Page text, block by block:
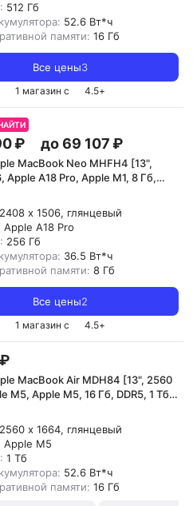
512 Гб
52.6 Вт*ч
памяти: 16 Гб
Все цены3
1 магазин с 4.5+
₽ до 69 107 ₽
MacBook Neo MHFH4 [13",
Apple A18 Pro, Apple M1, 8 Гб,
Mac OS]
x 1506, глянцевый
Apple A18 Pro
256 Гб
36.5 Вт*ч
памяти: 8 Гб
Все цены2
1 магазин с 4.5+
MacBook Air MDH84 [13", 2560
M5, Apple M5, 16 Гб, DDR5, 1 Тб,
x 1664, глянцевый
Apple M5
1 Тб
52.6 Вт*ч
памяти: 16 Гб